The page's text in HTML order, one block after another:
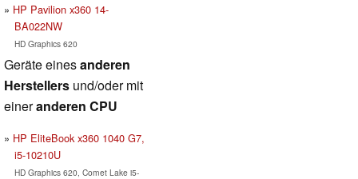
HP Pavilion x360 14-
BA022NW
HD Graphics 620
Geräte einesanderen
Herstellers und/oder mit
eineranderen CPU
HP EliteBook x360 1040 G7,
i5-10210U
HD Graphics 620, Comet Lake i5-